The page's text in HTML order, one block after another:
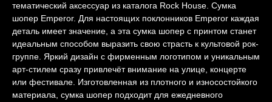
тематический аксессуар из каталога Rock House. Сумка
шопер Emperor. Для настоящих поклонников Emperor каждая
деталь имеет значение, а эта сумка шопер с принтом станет
идеальным способом выразить свою страсть к культовой рок-
группе. Яркий дизайн с фирменным логотипом и уникальным
арт-стилем сразу привлечёт внимание на улице, концерте
или фестивале. Изготовленная из плотного и износостойкого
материала, сумка шопер подходит для ежедневного